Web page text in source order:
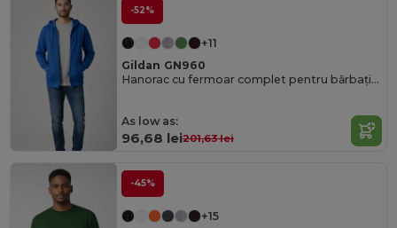
-52%
+11
Gildan GN960
Hanorac cu fermoar complet pentru bărbați, pentru toate anotimpurile, cu buzunare tip marsupiu
As low as:
96,68 lei201,63 lei
-45%
+15